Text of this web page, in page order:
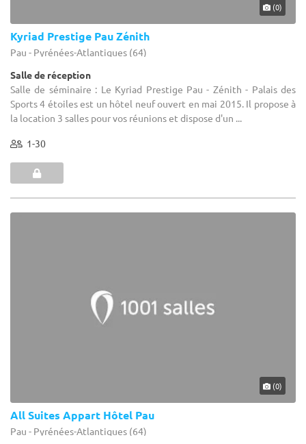
(0)
Kyriad Prestige Pau Zénith
Pau - Pyrénées-Atlantiques (64)
Salle de réception
Salle de séminaire : Le Kyriad Prestige Pau - Zénith - Palais des
Sports 4 étoiles est un hôtel neuf ouvert en mai 2015. Il propose à
la location 3 salles pour vos réunions et dispose d'un ...
1-30
(0)
All Suites Appart Hôtel Pau
Pau - Pyrénées-Atlantiques (64)